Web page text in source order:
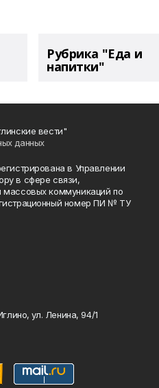
Рубрика "Еда и
напитки"
вести"
данных
в Управлении
в сфере связи,
массовых коммуникаций по
номер ПИ № ТУ
ул. Ленина, 94/1